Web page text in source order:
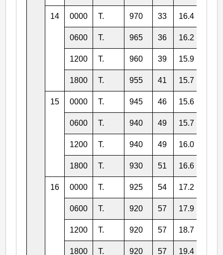
14 0000 T. 970 33 16.4
0600 T. 965 36 16.2
1200 T. 960 39 15.9
1800 T. 955 41 15.7
15 0000 T. 945 46 15.6
0600 T. 940 49 15.7
1200 T. 940 49 16.0
1800 T. 930 51 16.6
16 0000 T. 925 54 17.2
0600 T. 920 57 17.9
1200 T. 920 57 18.7
1800 T. 920 57 19.4